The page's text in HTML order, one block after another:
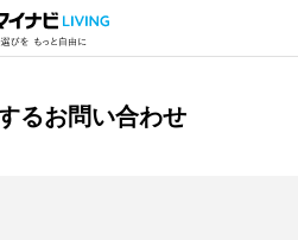
るお問い合わせ